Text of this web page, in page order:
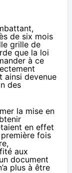
de six mois
grille de
que la loi
à ce
ainsi devenue
des
la mise en
en effet
fois
aux
document
plus à être